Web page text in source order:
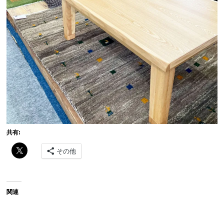
共有:
その他
関連